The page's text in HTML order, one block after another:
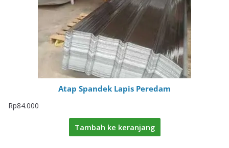
Atap Spandek Lapis Peredam
Rp84.000
Tambah ke keranjang